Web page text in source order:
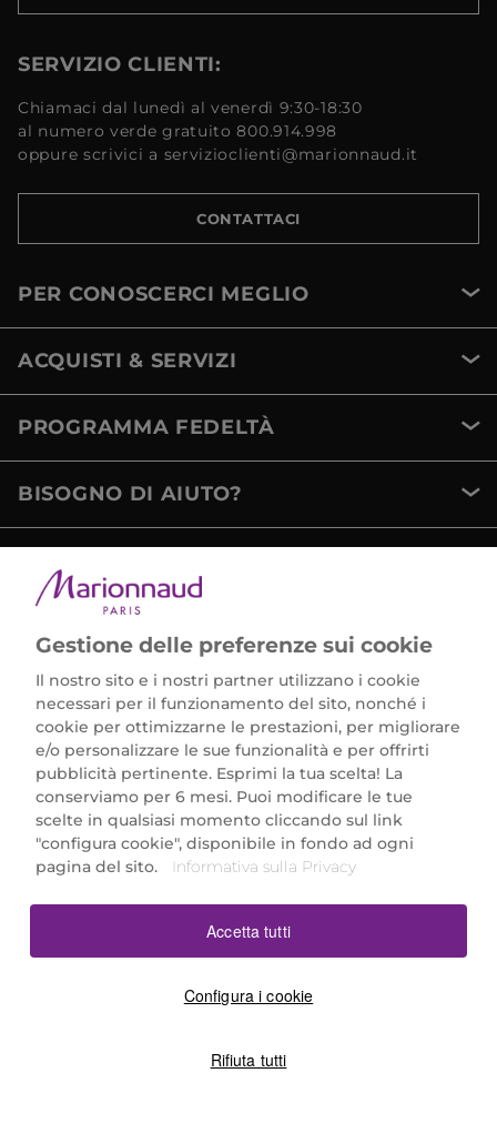
SERVIZIO CLIENTI:
Chiamaci dal lunedì al venerdì 9:30-18:30
al numero verde gratuito 800.914.998
oppure scrivici a servizioclienti@marionnaud.it
CONTATTACI
PER CONOSCERCI MEGLIO
ACQUISTI & SERVIZI
PROGRAMMA FEDELTÀ
BISOGNO DI AIUTO?
Marionnaud Parfumeries Italia S.r.l.
Largo Fiera Milano 5, 20017 Rho (MI)
REA Milano 1650024 con P.IVA 13425220152.
SCARICA LA NOSTRA APP
Gestione delle preferenze sui cookie
Il nostro sito e i nostri partner utilizzano i cookie
necessari per il funzionamento del sito, nonché i
cookie per ottimizzarne le prestazioni, per migliorare
e/o personalizzare le sue funzionalità e per offrirti
pubblicità pertinente. Esprimi la tua scelta! La
conserviamo per 6 mesi. Puoi modificare le tue
scelte in qualsiasi momento cliccando sul link
"configura cookie", disponibile in fondo ad ogni
pagina del sito.
Informativa sulla Privacy
Configura i cookie
Rifiuta tutti
Accetta tutti